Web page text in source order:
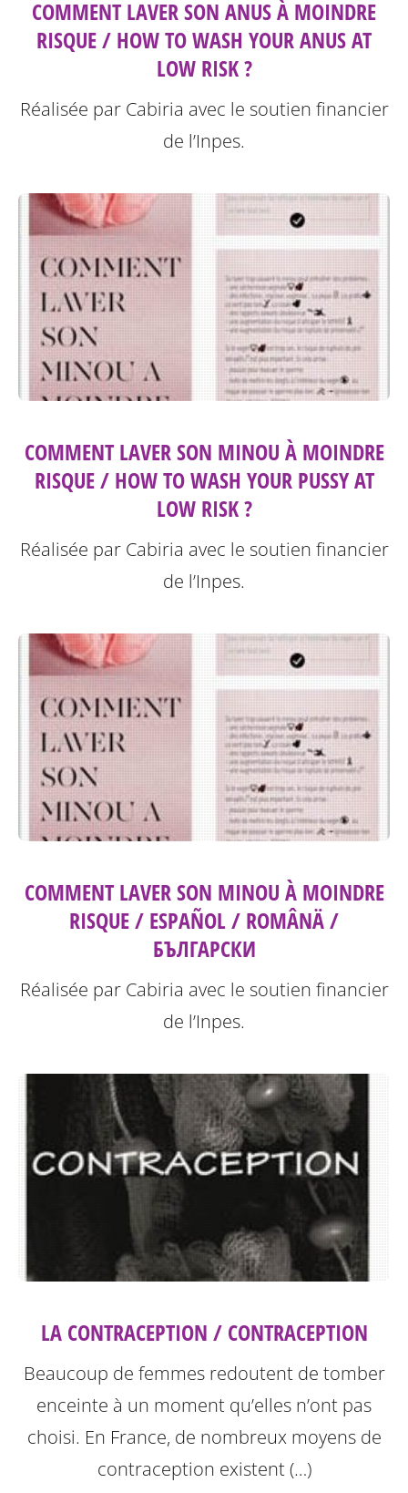
COMMENT LAVER SON ANUS À MOINDRE
RISQUE / HOW TO WASH YOUR ANUS AT
LOW RISK ?
Réalisée par Cabiria avec le soutien financier
de l’Inpes.
COMMENT LAVER SON MINOU À MOINDRE
RISQUE / HOW TO WASH YOUR PUSSY AT
LOW RISK ?
Réalisée par Cabiria avec le soutien financier
de l’Inpes.
COMMENT LAVER SON MINOU À MOINDRE
RISQUE / ESPAÑOL / ROMÂNÄ /
БЪЛГАРСКИ
Réalisée par Cabiria avec le soutien financier
de l’Inpes.
LA CONTRACEPTION / CONTRACEPTION
Beaucoup de femmes redoutent de tomber
enceinte à un moment qu’elles n’ont pas
choisi. En France, de nombreux moyens de
contraception existent (…)